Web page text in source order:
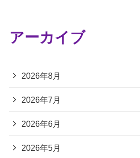
アーカイブ
2026年8月
2026年7月
2026年6月
2026年5月